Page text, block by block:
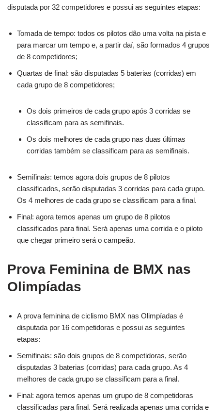
disputada por 32 competidores e possui as seguintes etapas:
Tomada de tempo: todos os pilotos dão uma volta na pista e
para marcar um tempo e, a partir daí, são formados 4 grupos
de 8 competidores;
Quartas de final: são disputadas 5 baterias (corridas) em
cada grupo de 8 competidores;
Os dois primeiros de cada grupo após 3 corridas se
classificam para as semifinais.
Os dois melhores de cada grupo nas duas últimas
corridas também se classificam para as semifinais.
Semifinais: temos agora dois grupos de 8 pilotos
classificados, serão disputadas 3 corridas para cada grupo.
Os 4 melhores de cada grupo se classificam para a final.
Final: agora temos apenas um grupo de 8 pilotos
classificados para final. Será apenas uma corrida e o piloto
que chegar primeiro será o campeão.
Prova Feminina de BMX nas
Olimpíadas
A prova feminina de ciclismo BMX nas Olimpíadas é
disputada por 16 competidoras e possui as seguintes
etapas:
Semifinais: são dois grupos de 8 competidoras, serão
disputadas 3 baterias (corridas) para cada grupo. As 4
melhores de cada grupo se classificam para a final.
Final: agora temos apenas um grupo de 8 competidoras
classificadas para final. Será realizada apenas uma corrida e